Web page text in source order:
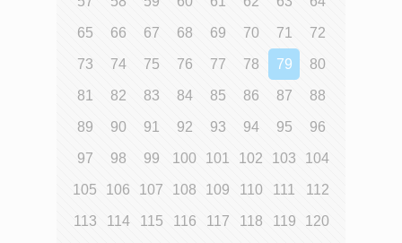
65 66 67 68 69 70 71 72
73 74 75 76 77 78 79 80
81 82 83 84 85 86 87 88
89 90 91 92 93 94 95 96
97 98 99 100 101 102 103 104
105 106 107 108 109 110 111 112
113 114 115 116 117 118 119 120